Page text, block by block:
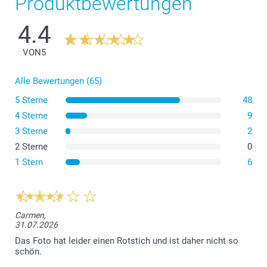
Polyurethan (TPU), das elastisch, transparent und
Die Hartschalen für sowohl iPhone als auch Samsung
Schutz bietet und gleichzeitig Ihr Telefon schlank hält.
Material mit stilvollem schwarzem Lederlook gefertigt
4.4
VON5
Alle Bewertungen (65)
5 Sterne
48
4 Sterne
9
3 Sterne
2
2 Sterne
0
1 Stern
6
Carmen,
31.07.2026
Das Foto hat leider einen Rotstich und ist daher nicht so
schön.